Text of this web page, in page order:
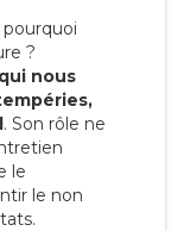
?
nous
. Son rôle ne
le
le non